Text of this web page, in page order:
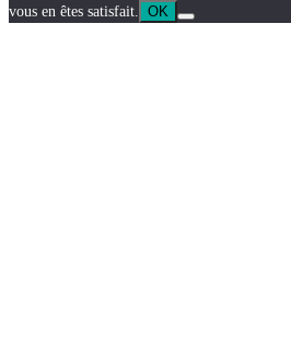
vous en êtes satisfait.
OK